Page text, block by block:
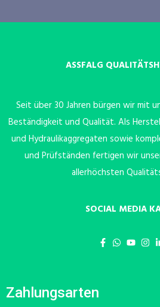
ASSFALG
Seit über 30 Jahren bürgen wir mit
Beständigkeit und Qualität. Als
und Hydraulikaggregaten sowie
und Prüfständen fertigen wir
allerhöchsten
SOCIAL MEDIA
Zahlungsarten